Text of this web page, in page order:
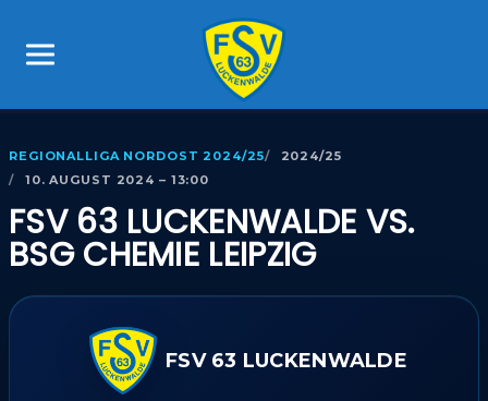
REGIONALLIGA NORDOST 2024/25
2024/25
10. AUGUST 2024 – 13:00
FSV 63 LUCKENWALDE VS.
BSG CHEMIE LEIPZIG
FSV 63 LUCKENWALDE